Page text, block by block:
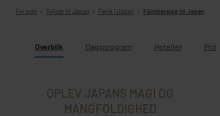
Forside Rejser til Japan Ferie i Japan Familierejse til Japan
Overblik Dagsprogram Hoteller
OPLEV JAPANS MAGI OG
MANGFOLDIGHED